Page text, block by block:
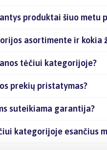
produktai šiuo metu
asortimente ir kokia
tėčiui kategorijoje?
prekių pristatymas?
suteikiama garantija?
kategorijoje esančius